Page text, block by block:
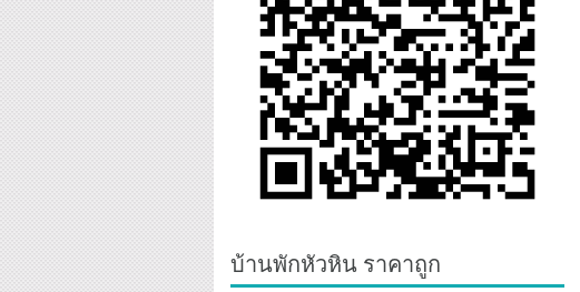
บ้านพักหัวหิน ราคาถูก